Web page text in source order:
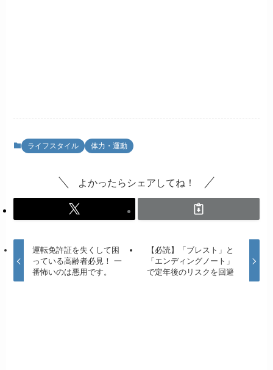
ライフスタイル 体力・運動
よかったらシェアしてね！
運転免許証を失くして困
っている高齢者必見！ 一
番怖いのは悪用です。
【必読】「ブレスト」と
「エンディングノート」
で定年後のリスクを回避